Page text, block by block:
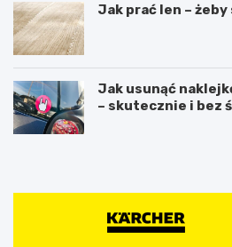
Jak prać len –
Jak usunąć
– skutecznie i bez